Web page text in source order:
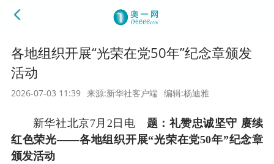
各地组织开展“光荣在党50年”纪念章颁发
活动
2026-07-03 11:39 来源:新华社客户端 编辑:杨迪雅
新华社北京7月2日电 题：礼赞忠诚坚守 赓续
红色荣光——各地组织开展“光荣在党50年”纪念章
颁发活动